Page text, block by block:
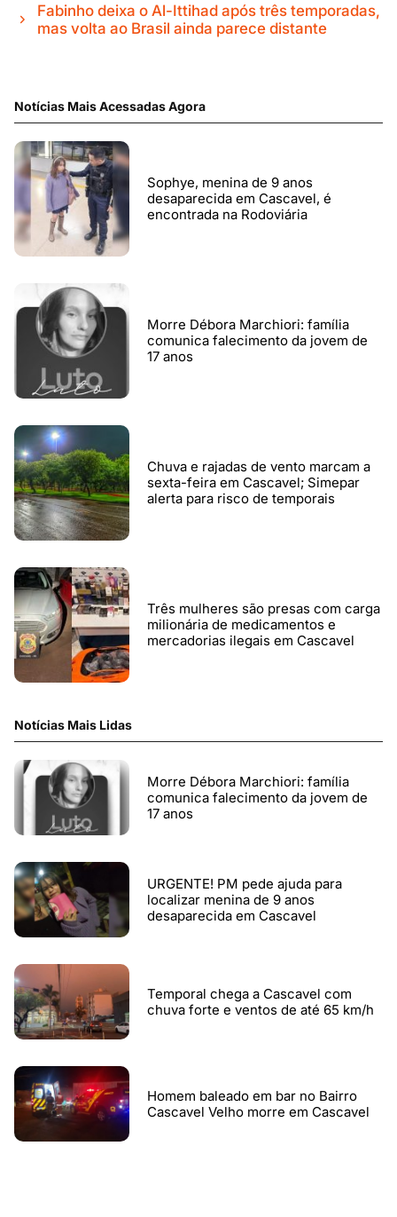
Fabinho deixa o Al-Ittihad após três temporadas,
mas volta ao Brasil ainda parece distante
Notícias Mais Acessadas Agora
Sophye, menina de 9 anos
desaparecida em Cascavel, é
encontrada na Rodoviária
Morre Débora Marchiori: família
comunica falecimento da jovem de
17 anos
Chuva e rajadas de vento marcam a
sexta-feira em Cascavel; Simepar
alerta para risco de temporais
Três mulheres são presas com carga
milionária de medicamentos e
mercadorias ilegais em Cascavel
Notícias Mais Lidas
Morre Débora Marchiori: família
comunica falecimento da jovem de
17 anos
URGENTE! PM pede ajuda para
localizar menina de 9 anos
desaparecida em Cascavel
Temporal chega a Cascavel com
chuva forte e ventos de até 65 km/h
Homem baleado em bar no Bairro
Cascavel Velho morre em Cascavel